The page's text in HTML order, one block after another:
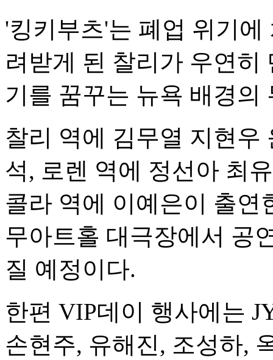
'킹키부츠'는 폐업 위기
려받게 된 찰리가 우연히
기를 꿈꾸는 뉴욕 배경의
찰리 역에 김무열 지현우
석, 로렌 역에 정선아 최
콜라 역에 이예은이 출연
무아트홀 대극장에서 공
질 예정이다.
한편 VIP데이 행사에는
손현주, 유해진, 조성하,